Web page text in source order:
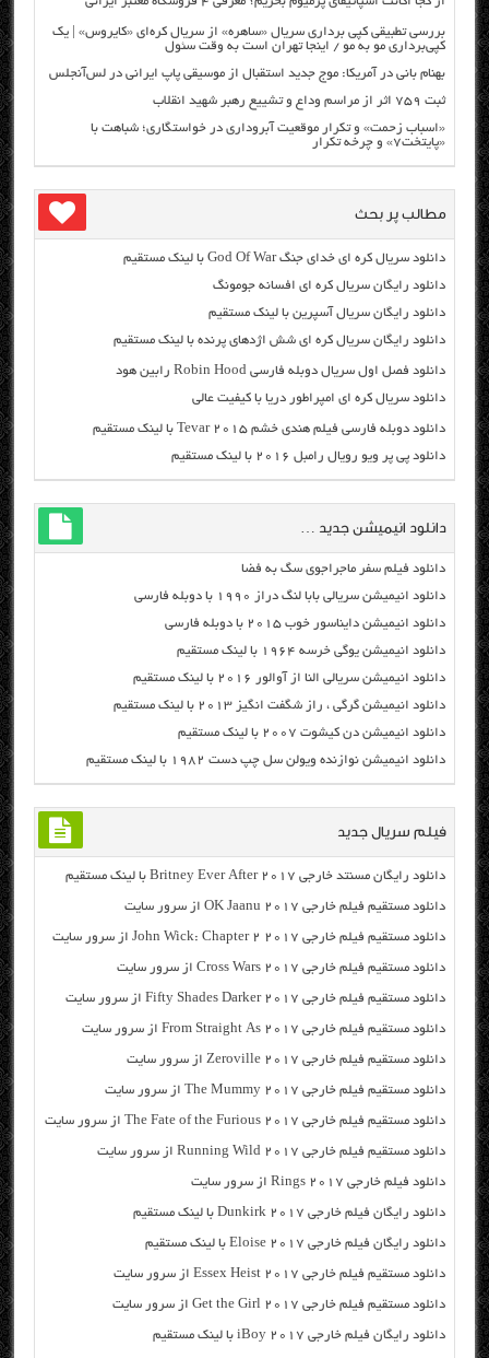
بررسی تطبیقی کپی برداری سریال «ساهره» از سریال کره‌ای «کایروس» | یک
کپی‌برداری مو به مو / اینجا تهران است به وقت سئول
بهنام بانی در آمریکا: موج جدید استقبال از موسیقی پاپ ایرانی در لس‌آنجلس
ثبت ۷۵۹ اثر از مراسم وداع و تشییع رهبر شهید انقلاب
«اسباب زحمت» و تکرار موقعیت آبروداری در خواستگاری؛ شباهت با
«پایتخت۷» و چرخه تکرار
مطالب پر بحث
دانلود سریال کره ای خدای جنگ God Of War با لینک مستقیم
دانلود رایگان سریال کره ای افسانه جومونگ
دانلود رایگان سریال آسپرین با لینک مستقیم
دانلود رایگان سریال کره ای شش اژدهای پرنده با لینک مستقیم
دانلود فصل اول سریال دوبله فارسی Robin Hood رابین هود
دانلود سریال کره ای امپراطور دریا با کیفیت عالی
دانلود دوبله فارسی فیلم هندی خشم Tevar ۲۰۱۵ با لینک مستقیم
دانلود پی پر ویو رویال رامبل ۲۰۱۶ با لینک مستقیم
دانلود انیمیشن جدید …
دانلود فیلم سفر ماجراجوی سگ به فضا
دانلود انیمیشن سریالی بابا لنگ دراز ۱۹۹۰ با دوبله فارسی
دانلود انیمیشن دایناسور خوب ۲۰۱۵ با دوبله فارسی
دانلود انیمیشن یوگی خرسه ۱۹۶۴ با لینک مستقیم
دانلود انیمیشن سریالی النا از آوالور ۲۰۱۶ با لینک مستقیم
دانلود انیمیشن گرگی ، راز شگفت انگیز ۲۰۱۳ با لینک مستقیم
دانلود انیمیشن دن کیشوت ۲۰۰۷ با لینک مستقیم
دانلود انیمیشن نوازنده ویولن سل چپ دست ۱۹۸۲ با لینک مستقیم
فیلم سریال جدید
دانلود رایگان مسنتد خارجی Britney Ever After 2017 با لینک مستقیم
دانلود مستقیم فیلم خارجی OK Jaanu 2017 از سرور سایت
دانلود مستقیم فیلم خارجی John Wick: Chapter 2 2017 از سرور سایت
دانلود مستقیم فیلم خارجی Cross Wars 2017 از سرور سایت
دانلود مستقیم فیلم خارجی Fifty Shades Darker 2017 از سرور سایت
دانلود مستقیم فیلم خارجی From Straight As 2017 از سرور سایت
دانلود مستقیم فیلم خارجی Zeroville 2017 از سرور سایت
دانلود مستقیم فیلم خارجی The Mummy 2017 از سرور سایت
دانلود مستقیم فیلم خارجی The Fate of the Furious 2017 از سرور سایت
دانلود مستقیم فیلم خارجی Running Wild 2017 از سرور سایت
دانلود فیلم خارجی Rings 2017 از سرور سایت
دانلود رایگان فیلم خارجی Dunkirk 2017 با لینک مستقیم
دانلود رایگان فیلم خارجی Eloise 2017 با لینک مستقیم
دانلود مستقیم فیلم خارجی Essex Heist 2017 از سرور سایت
دانلود مستقیم فیلم خارجی Get the Girl 2017 از سرور سایت
دانلود رایگان فیلم خارجی iBoy 2017 با لینک مستقیم